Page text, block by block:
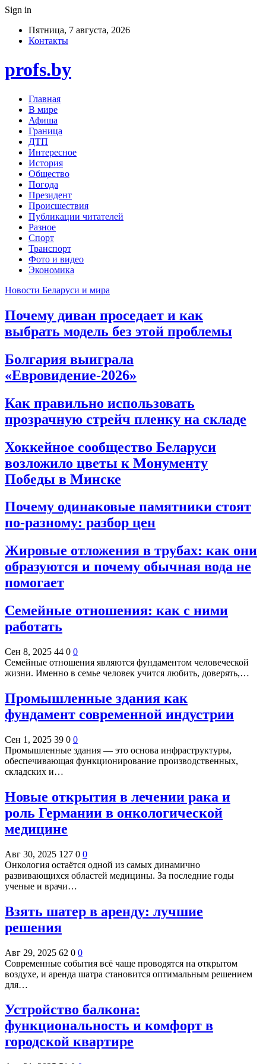
Sign in
Пятница, 7 августа, 2026
Контакты
profs.by
Главная
В мире
Афиша
Граница
ДТП
Интересное
История
Общество
Погода
Президент
Происшествия
Публикации читателей
Разное
Спорт
Транспорт
Фото и видео
Экономика
Новости Беларуси и мира
Почему диван проседает и как
выбрать модель без этой проблемы
Болгария выиграла
«Евровидение-2026»
Как правильно использовать
прозрачную стрейч пленку на складе
Хоккейное сообщество Беларуси
возложило цветы к Монументу
Победы в Минске
Почему одинаковые памятники стоят
по-разному: разбор цен
Жировые отложения в трубах: как они
образуются и почему обычная вода не
помогает
Семейные отношения: как с ними
работать
Сен 8, 2025 44 0 0
Семейные отношения являются фундаментом человеческой
жизни. Именно в семье человек учится любить, доверять,…
Промышленные здания как
фундамент современной индустрии
Сен 1, 2025 39 0 0
Промышленные здания — это основа инфраструктуры,
обеспечивающая функционирование производственных,
складских и…
Новые открытия в лечении рака и
роль Германии в онкологической
медицине
Авг 30, 2025 127 0 0
Онкология остаётся одной из самых динамично
развивающихся областей медицины. За последние годы
ученые и врачи…
Взять шатер в аренду: лучшие
решения
Авг 29, 2025 62 0 0
Современные события всё чаще проводятся на открытом
воздухе, и аренда шатра становится оптимальным решением
для…
Устройство балкона:
функциональность и комфорт в
городской квартире